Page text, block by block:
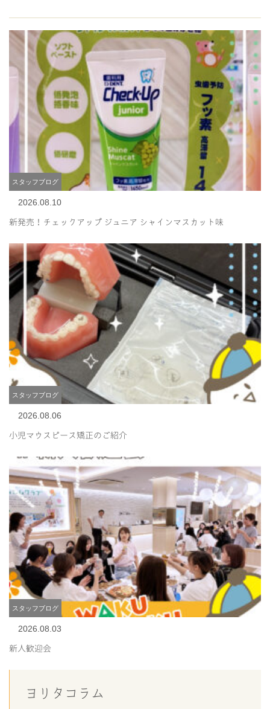
スタッフブログ
2026.08.10
新発売！チェックアップ ジュニア シャインマスカット味
スタッフブログ
2026.08.06
小児マウスピース矯正のご紹介
スタッフブログ
2026.08.03
新人歓迎会
ヨリタコラム